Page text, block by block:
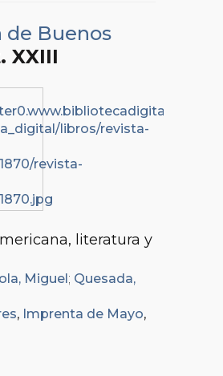
de Buenos
XXIII
literatura y
Miguel ; Quesada,
, Imprenta de Mayo,